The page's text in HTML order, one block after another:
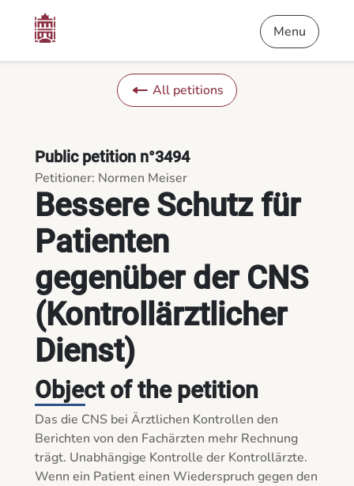
Bessere Schutz für Patienten gegenüber der CNS
Menu
All petitions
Bessere Schutz für
Patienten
gegenüber der CNS
(Kontrollärztlicher
Dienst)
Public petition n°3494
Petitioner: Normen Meiser
Object of the petition
Das die CNS bei Ärztlichen Kontrollen den
Berichten von den Fachärzten mehr Rechnung
trägt. Unabhängige Kontrolle der Kontrollärzte.
Wenn ein Patient einen Wiederspruch gegen den